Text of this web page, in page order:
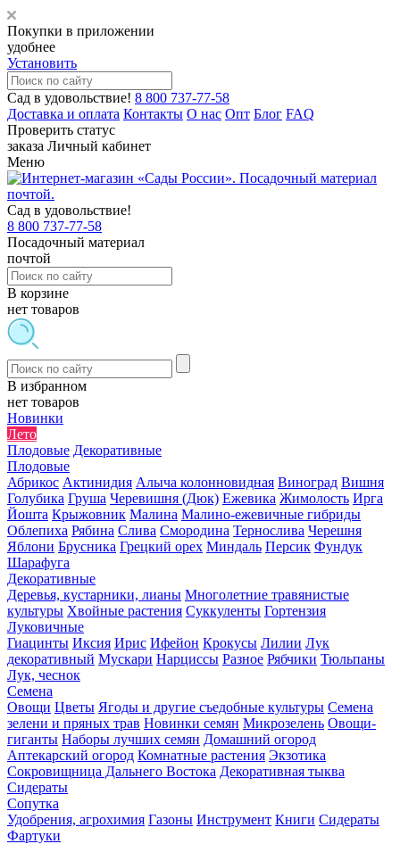
Покупки в приложении
удобнее
Установить
Сад в удовольствие! 8 800 737-77-58
Доставка и оплата Контакты О нас Опт Блог FAQ
Проверить статус
заказа Личный кабинет
Меню
Сад в удовольствие!
8 800 737-77-58
Посадочный материал
почтой
В корзине
нет товаров
В избранном
нет товаров
Новинки
Лето
Плодовые Декоративные
Плодовые
Абрикос Актинидия Алыча колонновидная Виноград Вишня
Голубика Груша Черевишня (Дюк) Ежевика Жимолость Ирга
Йошта Крыжовник Малина Малино-ежевичные гибриды
Облепиха Рябина Слива Смородина Тернослива Черешня
Яблони Брусника Грецкий орех Миндаль Персик Фундук
Шарафуга
Декоративные
Деревья, кустарники, лианы Многолетние травянистые
культуры Хвойные растения Суккуленты Гортензия
Луковичные
Гиацинты Иксия Ирис Ифейон Крокусы Лилии Лук
декоративный Мускари Нарциссы Разное Рябчики Тюльпаны
Лук, чеснок
Семена
Овощи Цветы Ягоды и другие съедобные культуры Семена
зелени и пряных трав Новинки семян Микрозелень Овощи-
гиганты Наборы лучших семян Домашний огород
Аптекарский огород Комнатные растения Экзотика
Сокровищница Дальнего Востока Декоративная тыква
Сидераты
Сопутка
Удобрения, агрохимия Газоны Инструмент Книги Сидераты
Фартуки